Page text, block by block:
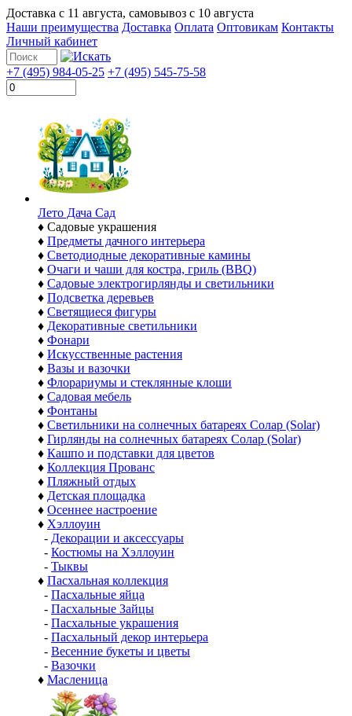
Доставка с 11 августа, самовывоз с 10 августа
Наши преимущества Доставка Оплата Оптовикам Контакты
Личный кабинет
+7 (495) 984-05-25 +7 (495) 545-75-58
Лето Дача Сад
♦ Садовые украшения
♦ Предметы дачного интерьера
♦ Светодиодные декоративные камины
♦ Очаги и чаши для костра, гриль (BBQ)
♦ Садовые электрогирлянды и светильники
♦ Подсветка деревьев
♦ Светящиеся фигуры
♦ Декоративные светильники
♦ Фонари
♦ Искусственные растения
♦ Вазы и вазочки
♦ Флорариумы и стеклянные клоши
♦ Садовая мебель
♦ Фонтаны
♦ Светильники на солнечных батареях Солар (Solar)
♦ Гирлянды на солнечных батареях Солар (Solar)
♦ Кашпо и подставки для цветов
♦ Коллекция Прованс
♦ Пляжный отдых
♦ Детская площадка
♦ Осеннее настроение
♦ Хэллоуин
- Декорации и аксессуары
- Костюмы на Хэллоуин
- Тыквы
♦ Пасхальная коллекция
- Пасхальные яйца
- Пасхальные Зайцы
- Пасхальные украшения
- Пасхальный декор интерьера
- Весенние букеты и цветы
- Вазочки
♦ Масленица